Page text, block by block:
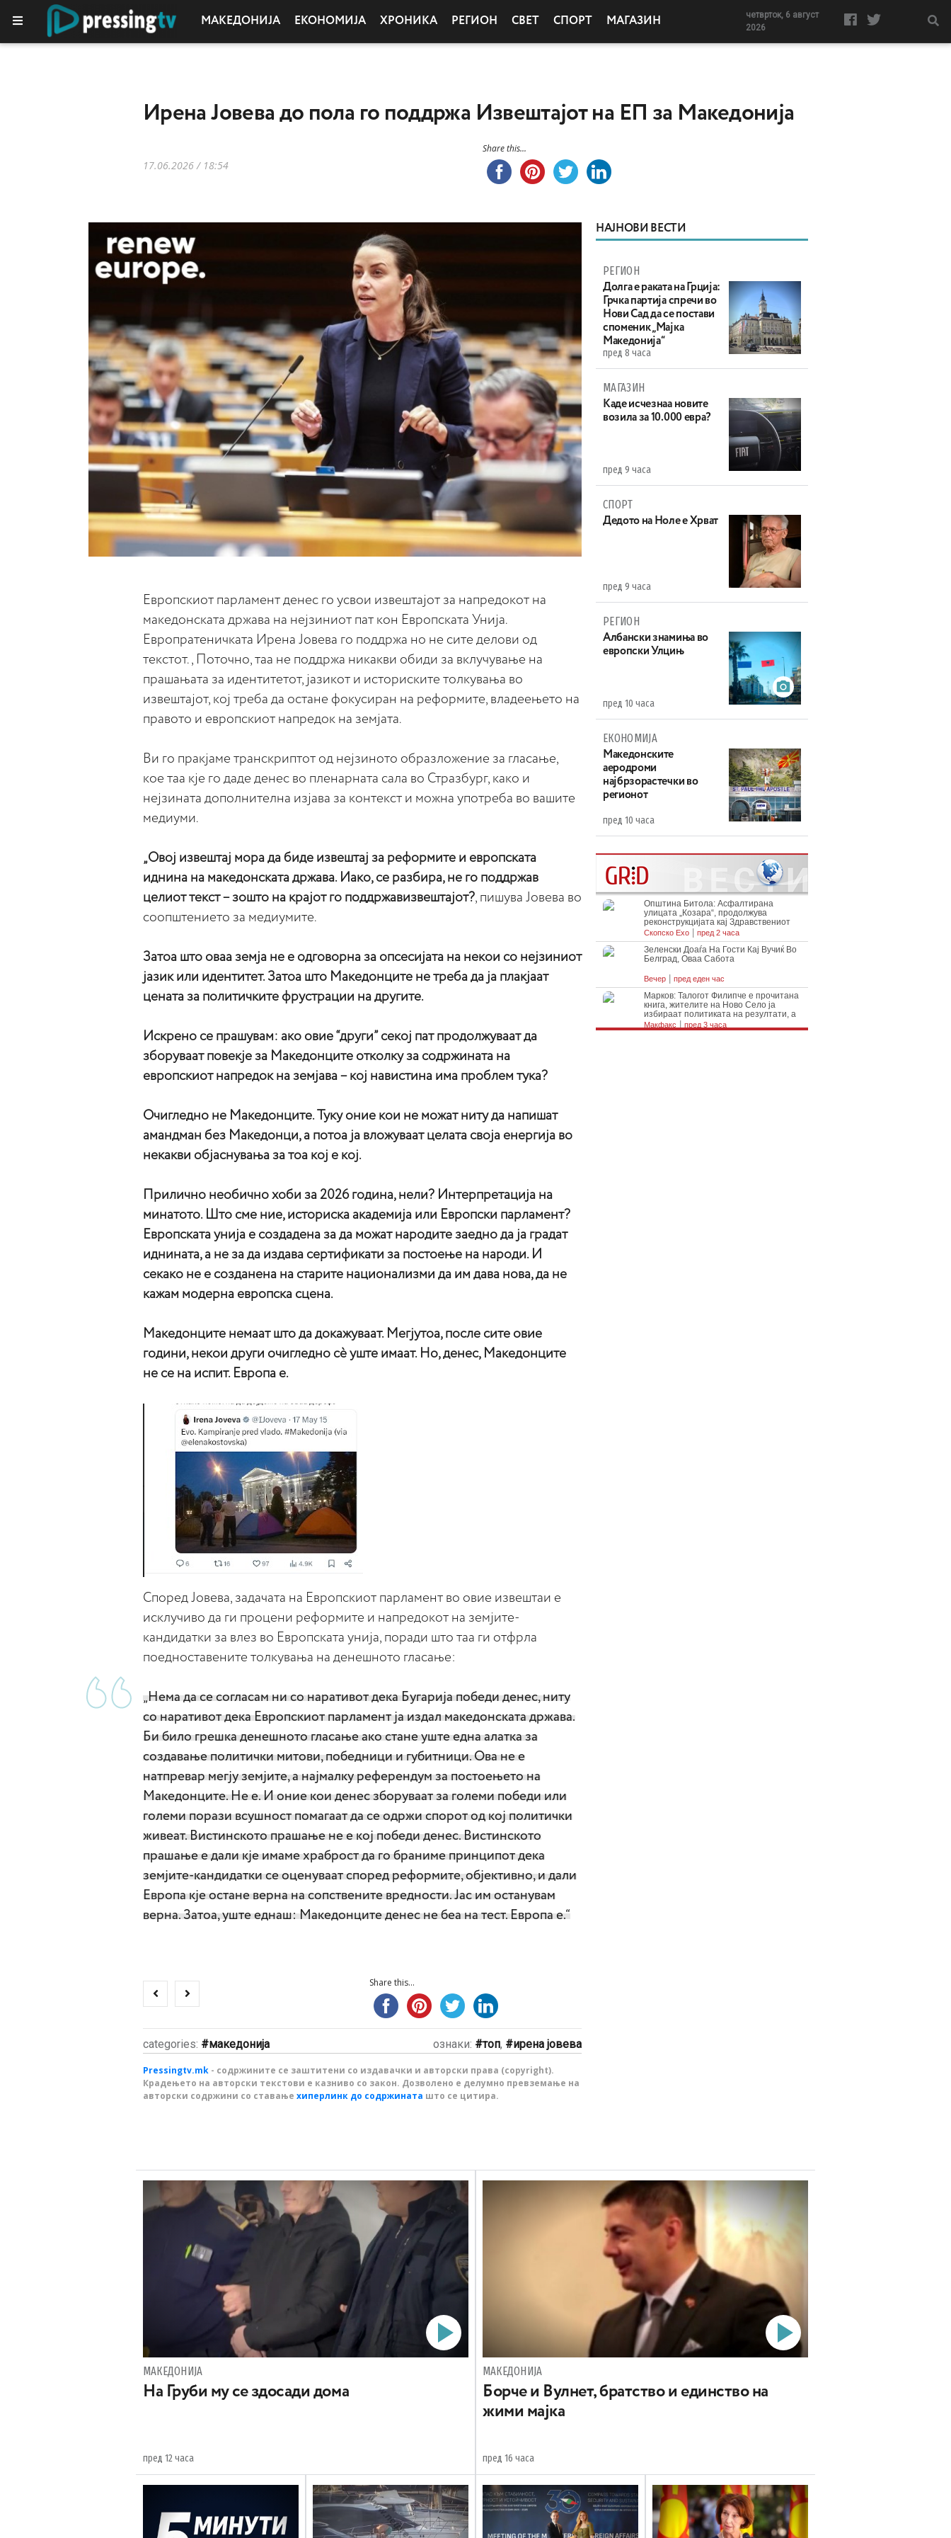
МАКЕДОНИЈА ЕКОНОМИЈА ХРОНИКА РЕГИОН СВЕТ СПОРТ МАГАЗИН
четврток, 6 август
2026
Ирена Јовева до пола го поддржа Извештајот на ЕП за Македонија
17.06.2026 / 18:54
Share this...
Европскиот парламент денес го усвои извештајот за напредокот на
македонската држава на нејзиниот пат кон Европската Унија.
Европратеничката Ирена Јовева го поддржа но не сите делови од
текстот., Поточно, таа не поддржа никакви обиди за вклучување на
прашањата за идентитетот, јазикот и историските толкувања во
извештајот, кој треба да остане фокусиран на реформите, владеењето на
правото и европскиот напредок на земјата.
Ви го пракјаме транскриптот од нејзиното образложение за гласање,
кое таа кје го даде денес во пленарната сала во Стразбург, како и
нејзината дополнителна изјава за контекст и можна употреба во вашите
медиуми.
„Овој извештај мора да биде извештај за реформите и европската
иднина на македонската држава. Иако, се разбира, не го поддржав
целиот текст – зошто на крајот го поддржавизвештајот?, пишува Јовева во
соопштението за медиумите.
Затоа што оваа земја не е одговорна за опсесијата на некои со нејзиниот
јазик или идентитет. Затоа што Македонците не треба да ја плакјаат
цената за политичките фрустрации на другите.
Искрено се прашувам: ако овие “други” секој пат продолжуваат да
зборуваат повекје за Македонците отколку за содржината на
европскиот напредок на земјава – кој навистина има проблем тука?
Очигледно не Македонците. Туку оние кои не можат ниту да напишат
амандман без Македонци, а потоа ја вложуваат целата своја енергија во
некакви објаснувања за тоа кој е кој.
Прилично необично хоби за 2026 година, нели? Интерпретација на
минатото. Што сме ние, историска академија или Европски парламент?
Европската унија е создадена за да можат народите заедно да ја градат
иднината, а не за да издава сертификати за постоење на народи. И
секако не е созданена на старите национализми да им дава нова, да не
кажам модерна европска сцена.
Македонците немаат што да докажуваат. Мегјутоа, после сите овие
години, некои други очигледно сè уште имаат. Но, денес, Македонците
не се на испит. Европа е.
Според Јовева, задачата на Европскиот парламент во овие извештаи е
исклучиво да ги процени реформите и напредокот на земјите-
кандидатки за влез во Европската унија, поради што таа ги отфрла
поедноставените толкувања на денешното гласање:
„Нема да се согласам ни со наративот дека Бугарија победи денес, ниту
со наративот дека Европскиот парламент ја издал македонската држава.
Би било грешка денешното гласање ако стане уште една алатка за
создавање политички митови, победници и губитници. Ова не е
натпревар мегју земјите, а најмалку референдум за постоењето на
Македонците. Не е. И оние кои денес зборуваат за големи победи или
големи порази всушност помагаат да се одржи спорот од кој политички
живеат. Вистинското прашање не е кој победи денес. Вистинското
прашање е дали кје имаме храброст да го браниме принципот дека
земјите-кандидатки се оценуваат според реформите, објективно, и дали
Европа кје остане верна на сопствените вредности. Јас им останувам
верна. Затоа, уште еднаш: Македонците денес не беа на тест. Европа е.“
Share this...
categories: македонија ознаки: топ, ирена јовева
Pressingtv.mk - содржините се заштитени со издавачки и авторски права (copyright).
Крадењето на авторски текстови е казниво со закон. Дозволено е делумно превземање на
авторски содржини со ставање хиперлинк до содржината што се цитира.
НАЈНОВИ ВЕСТИ
РЕГИОН
Долга е раката на Грција:
Грчка партија спречи во
Нови Сад да се постави
споменик „Мајка
Македонија“
пред 8 часа
МАГАЗИН
Каде исчезнаа новите
возила за 10.000 евра?
пред 9 часа
СПОРТ
Дедото на Ноле е Хрват
пред 9 часа
РЕГИОН
Aлбански знамиња во
европски Улцињ
пред 10 часа
ЕКОНОМИЈА
Maкедонските
аеродроми
најбрзорастечки во
регионот
пред 10 часа
МАКЕДОНИЈА
На Груби му се здосади дома
пред 12 часа
МАКЕДОНИЈА
Борче и Вулнет, братство и единство на
жими мајка
пред 16 часа